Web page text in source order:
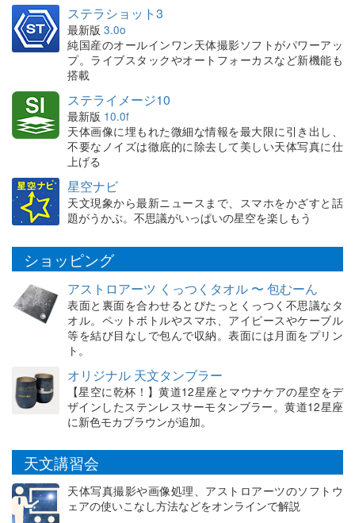
ステラショット3
最新版 3.0o
純国産のオールインワン天体撮影ソフトがパワーアッ
プ。ライブスタックやオートフォーカスなど新機能も
搭載
ステライメージ10
最新版 10.0f
天体画像に埋もれた微細な情報を最大限に引き出し、
不要なノイズは徹底的に除去して美しい天体写真に仕
上げる
星空ナビ
天文現象から最新ニュースまで、スマホをかざすと話
題がうかぶ。不思議がいっぱいの星空を楽しもう
ショッピング
アストロアーツ くっつくタオル 〜 包むーん
表面と裏面を合わせるとぴたっとくっつく不思議なタ
オル。ペットボトルやスマホ、アイピースやケーブル
等を結び目なしで包んで収納。表面には月面をプリン
ト。
オリジナル 天文タンブラー
【星空に乾杯！】黄道12星座とマウナケアの星空をデ
ザインしたステンレスサーモタンブラー。黄道12星座
に新色モカブラウンが追加。
天文講習会
天体写真撮影や画像処理、アストロアーツのソフトウ
ェアの使いこなし方法などをオンラインで解説